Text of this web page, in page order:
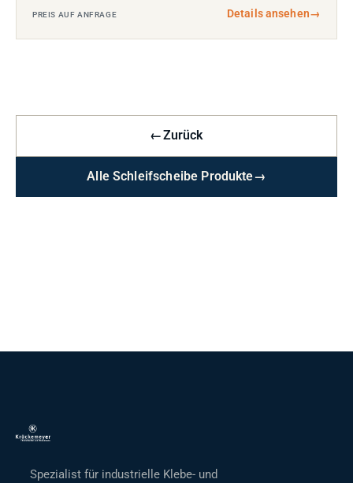
PREIS AUF ANFRAGE Details ansehen→
←Zurück
Alle Schleifscheibe Produkte→
Spezialist für industrielle Klebe- und